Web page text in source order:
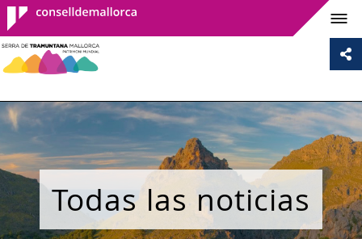
Consell de
Mallorca
Todas las noticias